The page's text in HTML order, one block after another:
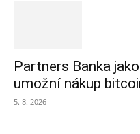
Partners Banka
umožní nákup
5. 8. 2026